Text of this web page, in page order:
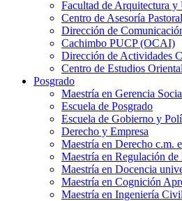
Facultad de Arquitectura y
Centro de Asesoría
Dirección de
Cachimbo PUCP (OCAI)
Dirección de Actividades
Centro de Estudios
Posgrado
Maestría en Gerencia
Escuela de Posgrado
Escuela de Gobierno y
Derecho y Empresa
Maestría en Derecho c.m.
Maestría en Regulación
Maestría en Docencia
Maestría en Cognición
Maestría en Ingeniería Civil